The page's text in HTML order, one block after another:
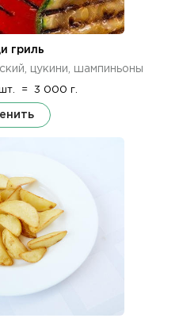
гриль
цукини, шампиньоны
= 3 000 г.